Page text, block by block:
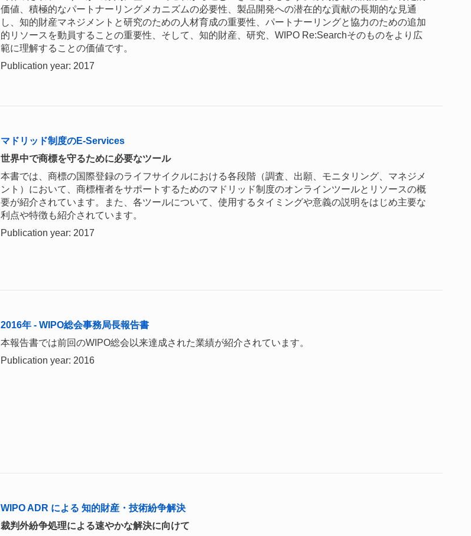
価値、積極的なパートナーリングメカニズムの必要性、製品開発への潜在的な貢献の長期的な見通
し、知的財産マネジメントと研究のための人材育成の重要性、パートナーリングと協力のための追加
的リソースを動員することの重要性、そして、知的財産、研究、WIPO Re:Searchそのものをより広
範に理解することの価値です。
Publication year: 2017
マドリッド制度のE-Services
世界中で商標を守るために必要なツール
本書では、商標の国際登録のライフサイクルにおける各段階（調査、出願、モニタリング、マネジメ
ント）において、商標権者をサポートするためのマドリッド制度のオンラインツールとリソースの概
要が紹介されています。また、各ツールについて、使用するタイミングや意義の説明をはじめ主要な
利点や特徴も紹介されています。
Publication year: 2017
2016年 - WIPO総会事務局長報告書
本報告書では前回のWIPO総会以来達成された業績が紹介されています。
Publication year: 2016
WIPO ADR による 知的財産・技術紛争解決
裁判外紛争処理による速やかな解決に向けて